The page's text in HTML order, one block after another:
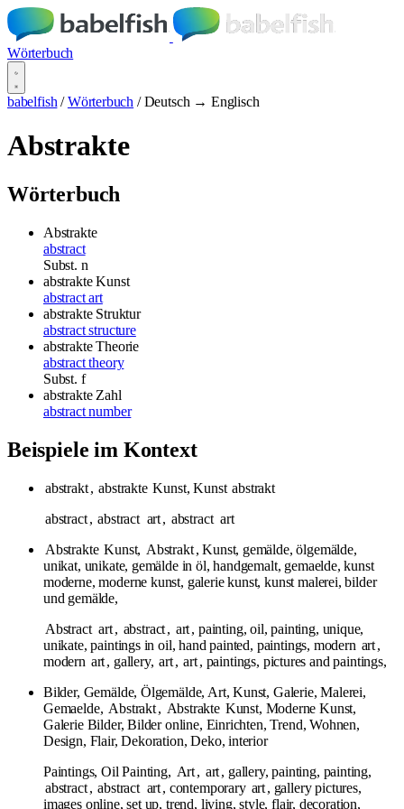
Wörterbuch
babelfish / Wörterbuch / Deutsch → Englisch
Abstrakte
Wörterbuch
Abstrakte
abstract
Subst. n
abstrakte Kunst
abstract art
abstrakte Struktur
abstract structure
abstrakte Theorie
abstract theory
Subst. f
abstrakte Zahl
abstract number
Beispiele im Kontext
abstrakt , abstrakte Kunst, Kunst abstrakt
abstract , abstract art, abstract art
Abstrakte Kunst, Abstrakt, Kunst, gemälde, ölgemälde,
unikat, unikate, gemälde in öl, handgemalt, gemaelde, kunst
moderne, moderne kunst, galerie kunst, kunst malerei, bilder
und gemälde,
Abstract art, abstract, art, painting, oil, painting, unique,
unikate, paintings in oil, hand painted, paintings, modern art,
modern art, gallery, art, art, paintings, pictures and paintings,
Bilder, Gemälde, Ölgemälde, Art, Kunst, Galerie, Malerei,
Gemaelde, Abstrakt, Abstrakte Kunst, Moderne Kunst,
Galerie Bilder, Bilder online, Einrichten, Trend, Wohnen,
Design, Flair, Dekoration, Deko, interior
Paintings, Oil Painting, Art, art, gallery, painting, painting,
abstract , abstract art, contemporary art, gallery pictures,
images online, set up, trend, living, style, flair, decoration,